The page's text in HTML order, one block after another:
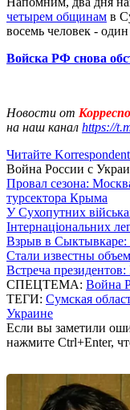
четырем общинам в
восемь человек -
Войска РФ снова
Новости от
на наш канал https://
Читайте
Война России с
Провал сезона:
турсектора Крыма
У Сухопутних
Інтернаціональних
Взрыв в Сыктывкаре:
Стали известны
Встреча
СПЕЦТЕМА: Война
ТЕГИ: Сумская
Украине
Если вы заметили
нажмите Ctrl+Enter,